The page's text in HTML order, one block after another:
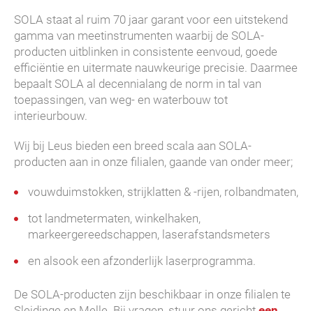
SOLA staat al ruim 70 jaar garant voor een uitstekend
gamma van meetinstrumenten waarbij de SOLA-
producten uitblinken in consistente eenvoud, goede
efficiëntie en uitermate nauwkeurige precisie. Daarmee
bepaalt SOLA al decennialang de norm in tal van
toepassingen, van weg- en waterbouw tot
interieurbouw.
Wij bij Leus bieden een breed scala aan SOLA-
producten aan in onze filialen, gaande van onder meer;
vouwduimstokken, strijklatten & -rijen, rolbandmaten,
tot landmetermaten, winkelhaken,
markeergereedschappen, laserafstandsmeters
en alsook een afzonderlijk laserprogramma.
De SOLA-producten zijn beschikbaar in onze filialen te